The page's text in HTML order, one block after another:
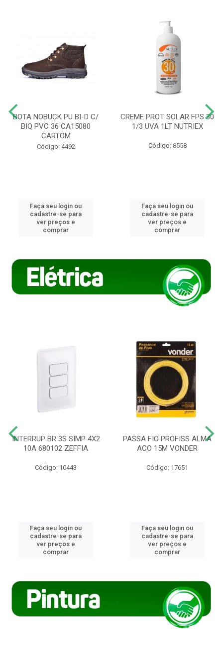
BOTA NOBUCK PU BI-D C/
BIQ PVC 36 CA15080
CARTOM
Código: 4492
Faça seu login ou
cadastre-se para
ver preços e
comprar
CREME PROT SOLAR FPS 30
1/3 UVA 1LT NUTRIEX
Código: 8558
Faça seu login ou
cadastre-se para
ver preços e
comprar
INTERRUP BR 3S SIMP 4X2
10A 680102 ZEFFIA
Código: 10443
Faça seu login ou
cadastre-se para
ver preços e
comprar
PASSA FIO PROFISS ALMA
ACO 15M VONDER
Código: 17651
Faça seu login ou
cadastre-se para
ver preços e
comprar